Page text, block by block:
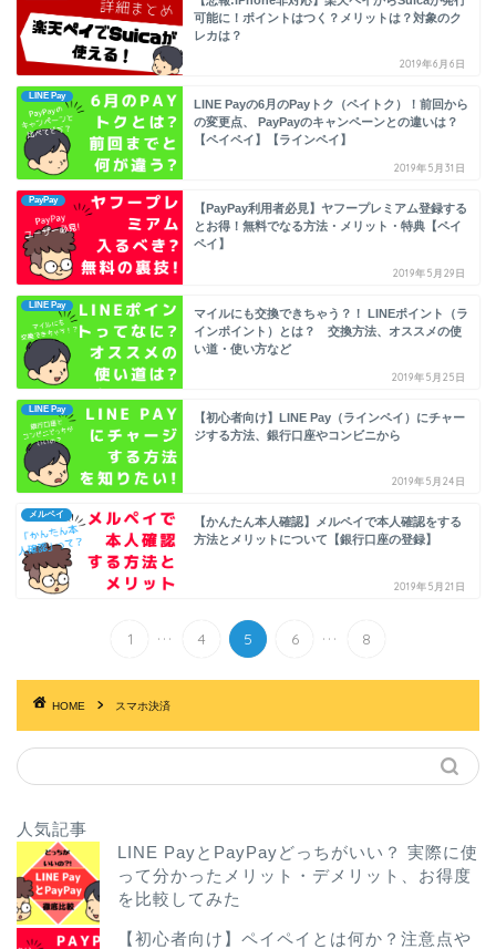
可能に！ポイントはつく？メリットは？対象のク
レカは？
2019年6月6日
LINE Pay
LINE Payの6月のPayトク（ペイトク）！前回から
の変更点、 PayPayのキャンペーンとの違いは？
【ペイペイ】【ラインペイ】
2019年5月31日
PayPay
【PayPay利用者必見】ヤフープレミアム登録する
とお得！無料でなる方法・メリット・特典【ペイ
ペイ】
2019年5月29日
LINE Pay
マイルにも交換できちゃう？！ LINEポイント（ラ
インポイント）とは？ 交換方法、オススメの使
い道・使い方など
2019年5月25日
LINE Pay
【初心者向け】LINE Pay（ラインペイ）にチャー
ジする方法、銀行口座やコンビニから
2019年5月24日
メルペイ
【かんたん本人確認】メルペイで本人確認をする
方法とメリットについて【銀行口座の登録】
2019年5月21日
1 ... 4 5 6 ... 8
HOME スマホ決済
人気記事
LINE PayとPayPayどっちがいい？ 実際に使
って分かったメリット・デメリット、お得度
を比較してみた
【初心者向け】ペイペイとは何か？注意点や